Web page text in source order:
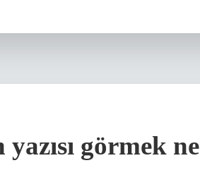
görmek ne